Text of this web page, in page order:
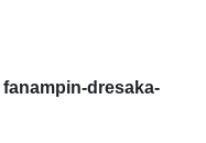
fanampin-dresaka-